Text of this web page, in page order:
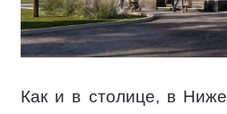
Как и в столице, в